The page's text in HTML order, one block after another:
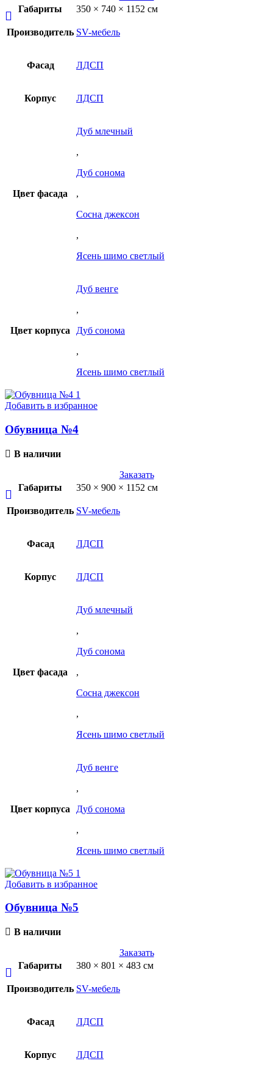
Габариты
350 × 740 × 1152 см
Производитель SV-мебель
Фасад ЛДСП
Корпус ЛДСП
Цвет фасада
Дуб млечный
,
Дуб сонома
,
Сосна джексон
,
Ясень шимо светлый
Цвет корпуса
Дуб венге
,
Дуб сонома
,
Ясень шимо светлый
Добавить в избранное
Обувница №4
В наличии
Заказать
Габариты
350 × 900 × 1152 см
Производитель SV-мебель
Фасад ЛДСП
Корпус ЛДСП
Цвет фасада
Дуб млечный
,
Дуб сонома
,
Сосна джексон
,
Ясень шимо светлый
Цвет корпуса
Дуб венге
,
Дуб сонома
,
Ясень шимо светлый
Добавить в избранное
Обувница №5
В наличии
Заказать
Габариты
380 × 801 × 483 см
Производитель SV-мебель
Фасад ЛДСП
Корпус ЛДСП